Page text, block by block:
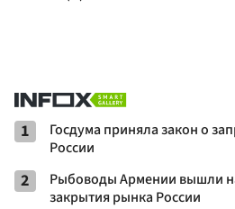
1
Госдума приняла закон о
России
2
Рыбоводы Армении вышли
закрытия рынка России